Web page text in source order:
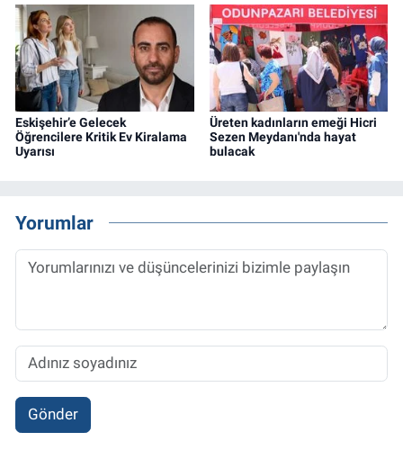
Eskişehir’e Gelecek
Öğrencilere Kritik Ev Kiralama
Uyarısı
Üreten kadınların emeği Hicri
Sezen Meydanı'nda hayat
bulacak
Yorumlar
Gönder